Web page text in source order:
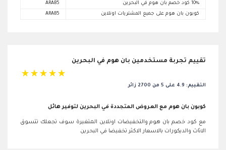
10% كود خصم بان هوم في البحرين
ARAB5
كوبون بان هوم على جميع المشتريات اونلاين
ARAB5
تقييم تجربة مستخدمين بان هوم في البحرين
☆ ☆ ☆ ☆ ☆
التقييم: 4.9 على 5 من 2700 زائر
كوبون بان هوم مع العروض المتجددة في البحرين لتوفير هائل
مع كود خصم بان هوم والتخفيضات اونلاين المتغيرة سوف تجعلك تتسوق
الاثاث والديكورات بالاسعار الاكثر تخفيضا في البحرين